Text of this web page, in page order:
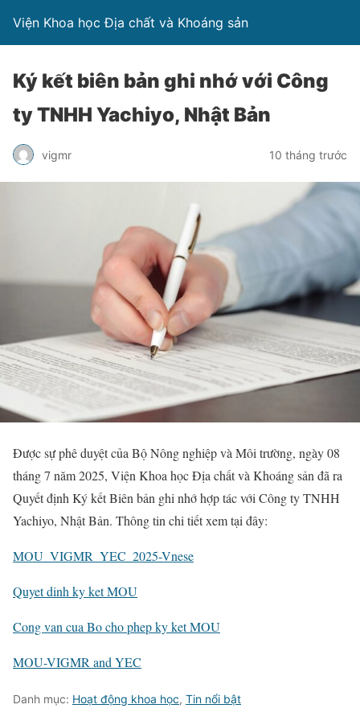
Viện Khoa học Địa chất và Khoáng sản
Ký kết biên bản ghi nhớ với Công
ty TNHH Yachiyo, Nhật Bản
vigmr 10 tháng trước
Được sự phê duyệt của Bộ Nông nghiệp và Môi trường, ngày 08
tháng 7 năm 2025, Viện Khoa học Địa chất và Khoáng sản đã ra
Quyết định Ký kết Biên bản ghi nhớ hợp tác với Công ty TNHH
Yachiyo, Nhật Bản. Thông tin chi tiết xem tại đây:
MOU_VIGMR_YEC_2025-Vnese
Quyet dinh ky ket MOU
Cong van cua Bo cho phep ky ket MOU
MOU-VIGMR and YEC
Danh mục: Hoạt động khoa học, Tin nổi bật